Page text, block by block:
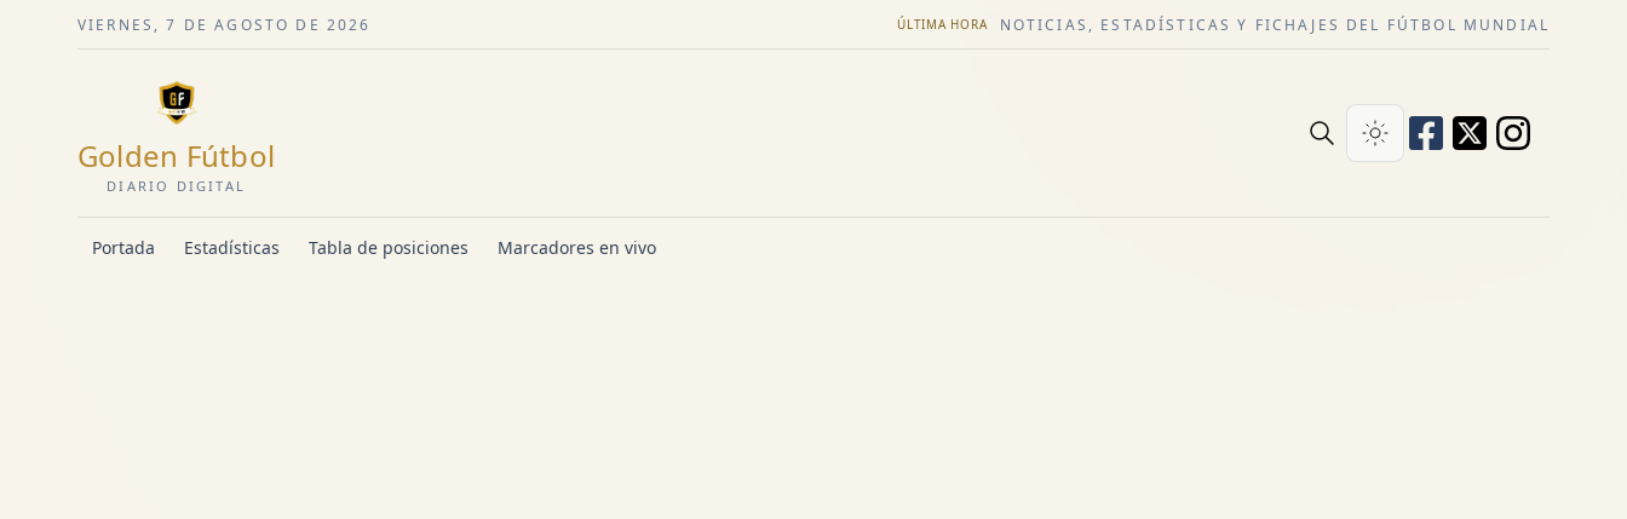
VIERNES, 7 DE AGOSTO DE 2026 ÚLTIMA HORA NOTICIAS, ESTADÍSTICAS Y FICHAJES DEL FÚTBOL MUNDIAL
Golden Fútbol
DIARIO DIGITAL
Portada Estadísticas Tabla de posiciones Marcadores en vivo